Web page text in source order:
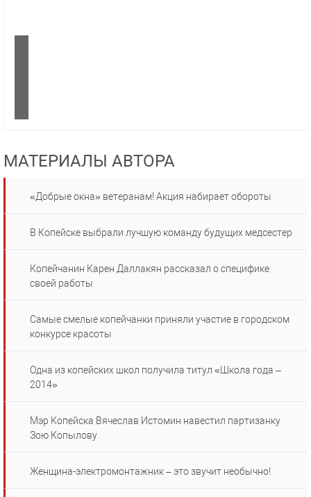
МАТЕРИАЛЫ АВТОРА
«Добрые окна» ветеранам! Акция набирает обороты
В Копейске выбрали лучшую команду будущих медсестер
Копейчанин Карен Даллакян рассказал о специфике
своей работы
Самые смелые копейчанки приняли участие в городском
конкурсе красоты
Одна из копейских школ получила титул «Школа года –
2014»
Мэр Копейска Вячеслав Истомин навестил партизанку
Зою Копылову
Женщина-электромонтажник – это звучит необычно!